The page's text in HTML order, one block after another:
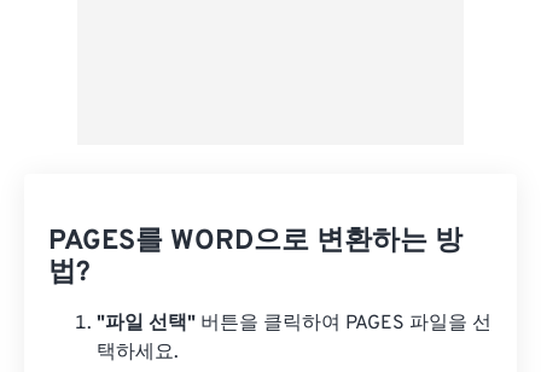
PAGES를 WORD으로 변환하는 방
법?
"파일 선택" 버튼을 클릭하여 PAGES 파일을 선
택하세요.